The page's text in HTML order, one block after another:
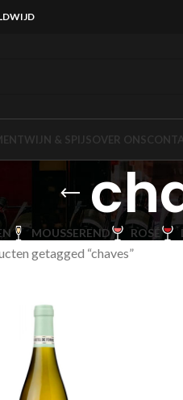
WIJN & SPIJSOVER ONS
MOUSSEREND ROSÉ
getagged “chaves”